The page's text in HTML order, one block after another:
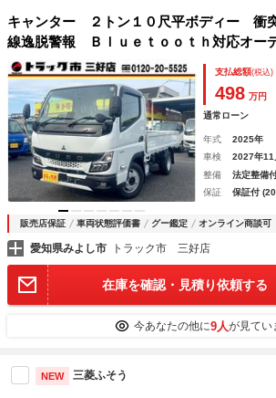
キャンター ２トン１０尺平ボディー 衝
線逸脱警報 Ｂｌｕｅｔｏｏｔｈ対応オー
サイドガード イージーアクセスキー ５Ｍ
支払総額(税込)
498 万円
通常ローン
年式 2025年
車検
2027年11
整備
法定整備
保証
保証付
販売店保証 車両状態評価書 グー鑑定 オンライン商談可
愛知県みよし市 トラック市 三好店
在庫を確認・見積り依頼する
今あなたの他に9人が見てい
NEW 三菱ふそう